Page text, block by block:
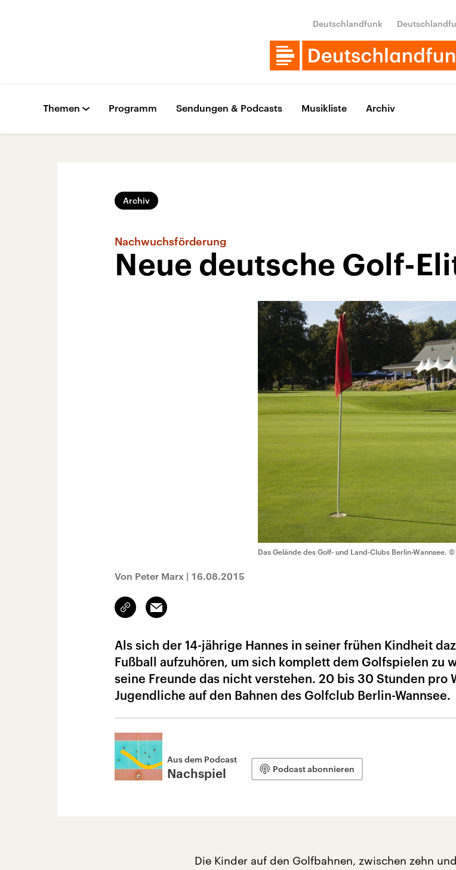
Deutschlandfunk
Themen Programm Sendungen & Podcasts Musikliste Archiv
Archiv
Nachwuchsförderung
Neue deutsche Golf-
Das Gelände des Golf- und Land-Clubs Berlin-Wannsee. ©
Von Peter Marx | 16.08.2015
Link
kopieren/teilen
Email
Als sich der 14-jährige Hannes in seiner frühen Kindheit
Fußball aufzuhören, um sich komplett dem Golfspielen zu
seine Freunde das nicht verstehen. 20 bis 30 Stunden pro
Jugendliche auf den Bahnen des Golfclub Berlin-Wannsee.
Aus dem Podcast
Nachspiel Podcast abonnieren
Die Kinder auf den Golfbahnen, zwischen zehn